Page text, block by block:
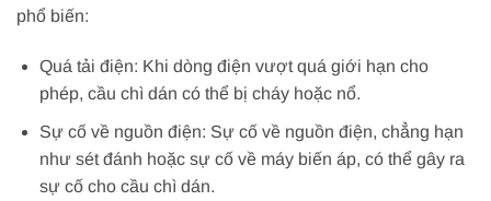
phổ biến:
Quá tải điện: Khi dòng điện vượt quá giới hạn cho
phép, cầu chì dán có thể bị cháy hoặc nổ.
Sự cố về nguồn điện: Sự cố về nguồn điện, chẳng hạn
như sét đánh hoặc sự cố về máy biến áp, có thể gây ra
sự cố cho cầu chì dán.